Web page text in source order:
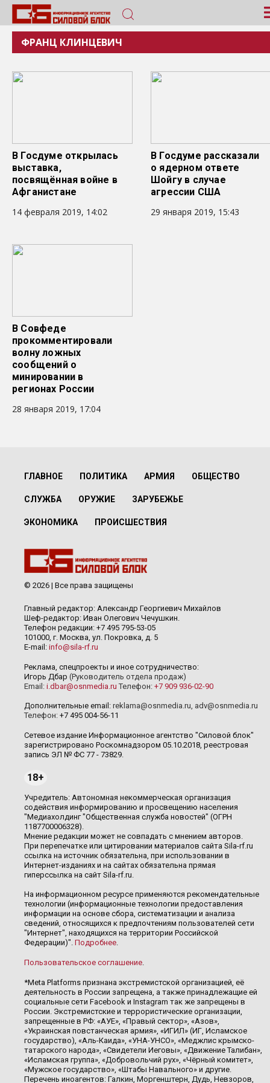
ФРАНЦ КЛИНЦЕВИЧ
В Госдуме открылась
выставка,
посвящённая войне в
Афганистане
14 февраля 2019, 14:02
В Госдуме рассказали
о ядерном ответе
Шойгу в случае
агрессии США
29 января 2019, 15:43
В Совфеде
прокомментировали
волну ложных
сообщений о
минировании в
регионах России
28 января 2019, 17:04
ГЛАВНОЕ ПОЛИТИКА АРМИЯ ОБЩЕСТВО
СЛУЖБА ОРУЖИЕ ЗАРУБЕЖЬЕ
ЭКОНОМИКА ПРОИСШЕСТВИЯ
© 2026 | Все права защищены
Главный редактор: Александр Георгиевич Михайлов
Шеф-редактор: Иван Олегович Чечушкин.
Телефон редакции: +7 495 795-53-05
101000, г. Москва, ул. Покровка, д. 5
E-mail: info@sila-rf.ru
Реклама, спецпроекты и иное сотрудничество:
Игорь Дбар (Руководитель отдела продаж)
Email: i.dbar@osnmedia.ru Телефон: +7 909 936-02-90
Дополнительные email: reklama@osnmedia.ru, adv@osnmedia.ru
Телефон: +7 495 004-56-11
Сетевое издание Информационное агентство "Силовой блок"
зарегистрировано Роскомнадзором 05.10.2018, реестровая
запись ЭЛ № ФС 77 - 73829.
18+
Учредитель: Автономная некоммерческая организация
содействия информированию и просвещению населения
"Медиахолдинг "Общественная служба новостей" (ОГРН
1187700006328).
Мнение редакции может не совпадать с мнением авторов.
При перепечатке или цитировании материалов сайта Sila-rf.ru
ссылка на источник обязательна, при использовании в
Интернет-изданиях и на сайтах обязательна прямая
гиперссылка на сайт Sila-rf.ru.
На информационном ресурсе применяются рекомендательные
технологии (информационные технологии предоставления
информации на основе сбора, систематизации и анализа
сведений, относящихся к предпочтениям пользователей сети
"Интернет", находящихся на территории Российской
Федерации)". Подробнее.
Пользовательское соглашение.
*Meta Platforms признана экстремистской организацией, её
деятельность в России запрещена, а также принадлежащие ей
социальные сети Facebook и Instagram так же запрещены в
России. Экстремистские и террористические организации,
запрещенные в РФ: «АУЕ», «Правый сектор», «Азов»,
«Украинская повстанческая армия», «ИГИЛ» (ИГ, Исламское
государство), «Аль-Каида», «УНА-УНСО», «Меджлис крымско-
татарского народа», «Свидетели Иеговы», «Движение Талибан»,
«Исламская группа», «Добровольчий рух», «Чёрный комитет»,
«Мужское государство», «Штабы Навального» и другие.
Перечень иноагентов: Галкин, Моргенштерн, Дудь, Невзоров,